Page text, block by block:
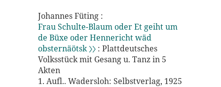
Johannes Füting :
Frau Schulte-Blaum oder Et geiht um
de Büxe oder Hennericht wäd
obsternäötsk 〉〉 : Plattdeutsches
Volksstück mit Gesang u. Tanz in 5
Akten
1. Aufl.. Wadersloh: Selbstverlag, 1925